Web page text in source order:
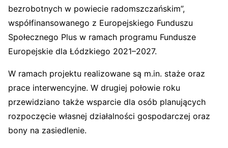
bezrobotnych w powiecie radomszczańskim”,
współfinansowanego z Europejskiego Funduszu
Społecznego Plus w ramach programu Fundusze
Europejskie dla Łódzkiego 2021–2027.
W ramach projektu realizowane są m.in. staże oraz
prace interwencyjne. W drugiej połowie roku
przewidziano także wsparcie dla osób planujących
rozpoczęcie własnej działalności gospodarczej oraz
bony na zasiedlenie.